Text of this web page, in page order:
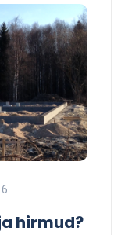
hirmud?